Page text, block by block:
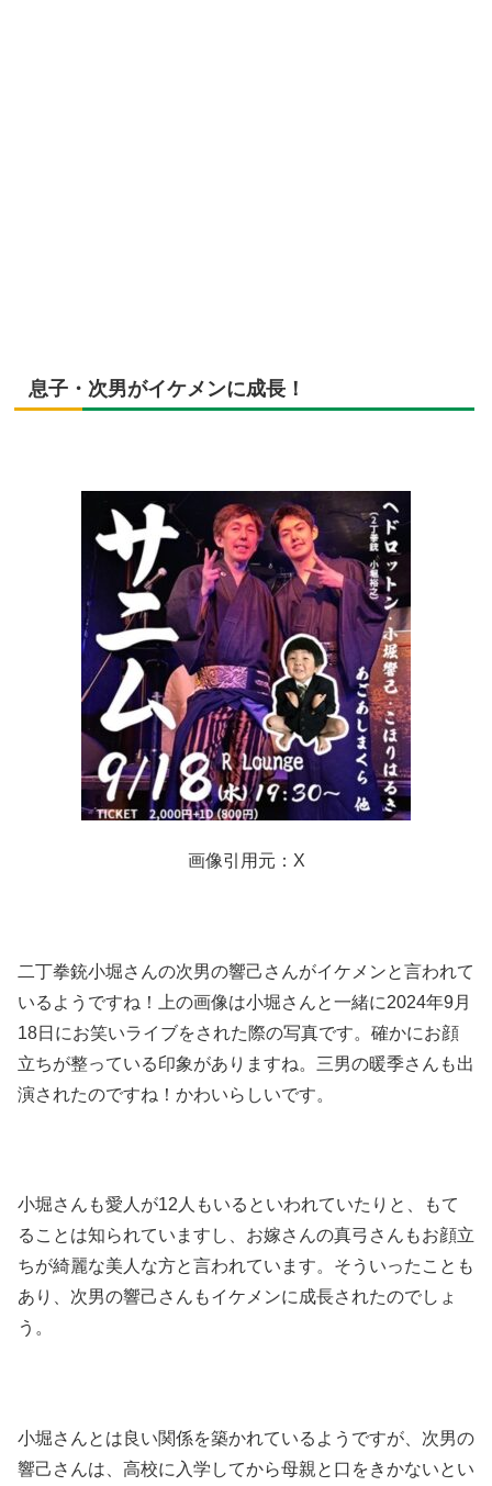
息子・次男がイケメンに成長！
画像引用元：X
二丁拳銃小堀さんの次男の響己さんがイケメンと言われて
いるようですね！上の画像は小堀さんと一緒に2024年9月
18日にお笑いライブをされた際の写真です。確かにお顔
立ちが整っている印象がありますね。三男の暖季さんも出
演されたのですね！かわいらしいです。
小堀さんも愛人が12人もいるといわれていたりと、もて
ることは知られていますし、お嫁さんの真弓さんもお顔立
ちが綺麗な美人な方と言われています。そういったことも
あり、次男の響己さんもイケメンに成長されたのでしょ
う。
小堀さんとは良い関係を築かれているようですが、次男の
響己さんは、高校に入学してから母親と口をきかないとい